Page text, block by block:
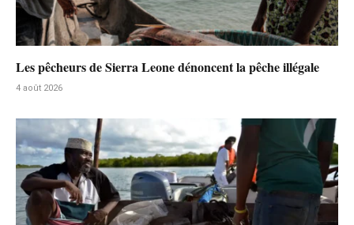
Les pêcheurs de Sierra Leone dénoncent la pêche illégale
4 août 2026